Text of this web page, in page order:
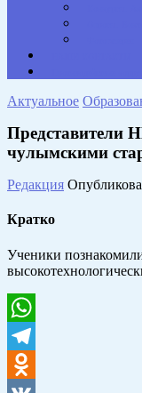
Актуальное
Представители
чулымскими
Редакция
Кратко
Ученики
WhatsApp
Telegram